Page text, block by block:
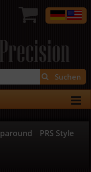
Suchen
PRS Style